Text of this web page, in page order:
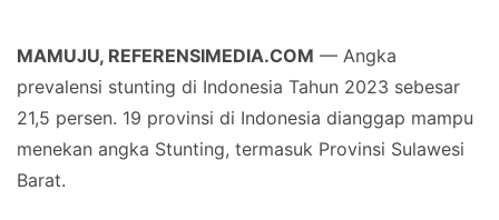
MAMUJU, REFERENSIMEDIA.COM — Angka
prevalensi stunting di Indonesia Tahun 2023 sebesar
21,5 persen. 19 provinsi di Indonesia dianggap mampu
menekan angka Stunting, termasuk Provinsi Sulawesi
Barat.